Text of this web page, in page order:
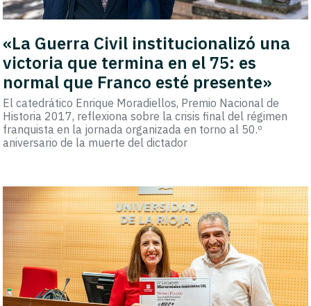
«La Guerra Civil institucionalizó una
victoria que termina en el 75: es
normal que Franco esté presente»
El catedrático Enrique Moradiellos, Premio Nacional de
Historia 2017, reflexiona sobre la crisis final del régimen
franquista en la jornada organizada en torno al 50.º
aniversario de la muerte del dictador